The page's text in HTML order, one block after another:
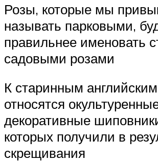
Розы, которые мы
называть парковыми,
правильнее именовать
садовыми розами
К старинным
относятся
декоративные
которых получили в
скрещивания